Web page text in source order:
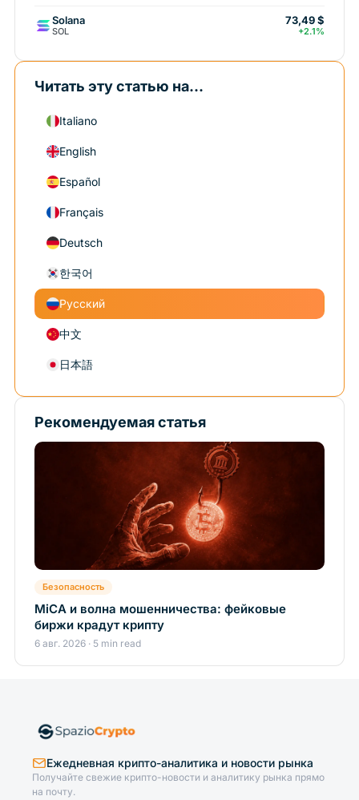
Solana
SOL
73,49 $
+2.1%
Читать эту статью на...
Italiano
English
Español
Français
Deutsch
한국어
Русский
中文
日本語
Рекомендуемая статья
Безопасность
MiCA и волна мошенничества: фейковые
биржи крадут крипту
6 авг. 2026 · 5 min read
Ежедневная крипто-аналитика и новости рынка
Получайте свежие крипто-новости и аналитику рынка прямо
на почту.